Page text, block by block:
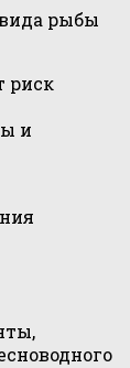
рыбы
риск
и